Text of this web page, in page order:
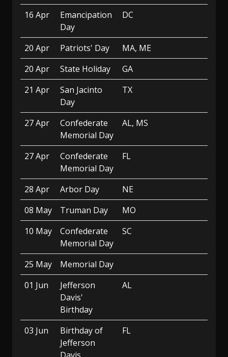
16 Apr
Emancipation
Day
DC
20 Apr Patriots' Day
MA, ME
20 Apr
State Holiday
GA
21 Apr
San Jacinto
Day
TX
27 Apr
Confederate
Memorial Day
AL, MS
27 Apr
Confederate
Memorial Day
FL
28 Apr Arbor Day
NE
08 May
Truman Day
MO
10 May
Confederate
Memorial Day
SC
25 May
Memorial Day
01 Jun
Jefferson
Davis'
Birthday
AL
03 Jun
Birthday of
Jefferson
FL